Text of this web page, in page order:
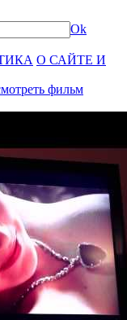
Ok
О САЙТЕ И
фильм